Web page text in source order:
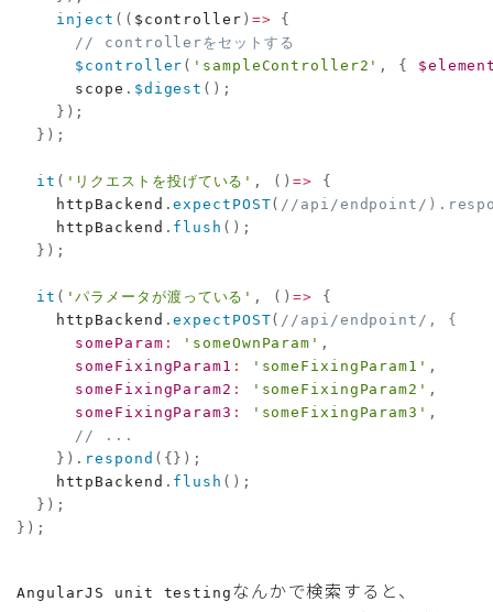
inject ( ( $controller ) =>
{
// controllerをセットする
$controller ( 'sampleController2' , {
      scope
. $digest ( ) ;
} ) ;
} ) ;
it ( 'リクエストを投げている' , ( ) =>
{
    httpBackend
.expectPOST( //api/endpoint/
    httpBackend
. flush ( ) ;
} ) ;
it ( 'パラメータが渡っている' , ( ) =>
{
    httpBackend
.expectPOST( //api/endpoint/, {
someParam : 'someOwnParam' ,
someFixingParam1 : 'someFixingParam1' ,
someFixingParam2 : 'someFixingParam2' ,
someFixingParam3 : 'someFixingParam3' ,
// ...
} ) . respond ( { } ) ;
    httpBackend
. flush ( ) ;
} ) ;
} ) ;
AngularJS unit testing なんかで検索すると、